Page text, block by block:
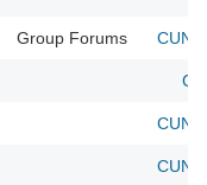
Group Forums